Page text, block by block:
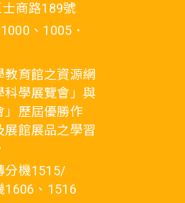
商路189號
、1005．
育館之資源網
科學展覽會」與
」歷屆優勝作
展館展品之學習
分機1515/
1606、1516